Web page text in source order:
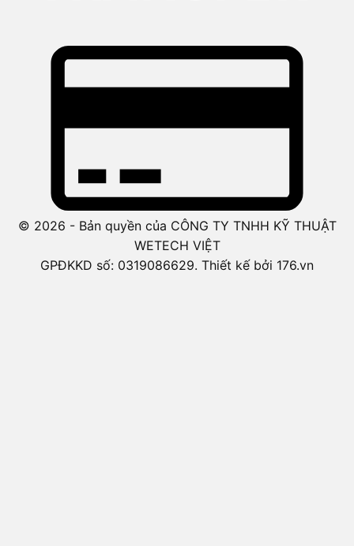
© 2026 - Bản quyền của CÔNG TY TNHH KỸ THUẬT
WETECH VIỆT
GPĐKKD số: 0319086629. Thiết kế bởi 176.vn